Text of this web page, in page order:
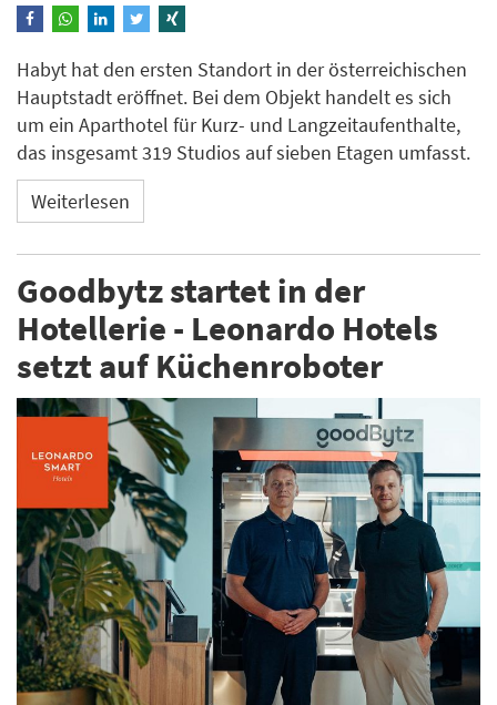
Habyt hat den ersten Standort in der österreichischen
Hauptstadt eröffnet. Bei dem Objekt handelt es sich
um ein Aparthotel für Kurz- und Langzeitaufenthalte,
das insgesamt 319 Studios auf sieben Etagen umfasst.
Weiterlesen
Goodbytz startet in der
Hotellerie - Leonardo Hotels
setzt auf Küchenroboter